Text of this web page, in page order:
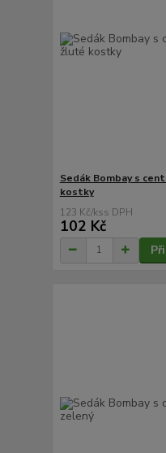
Sedák Bombay s
kostky
123 Kč/ks
102 Kč